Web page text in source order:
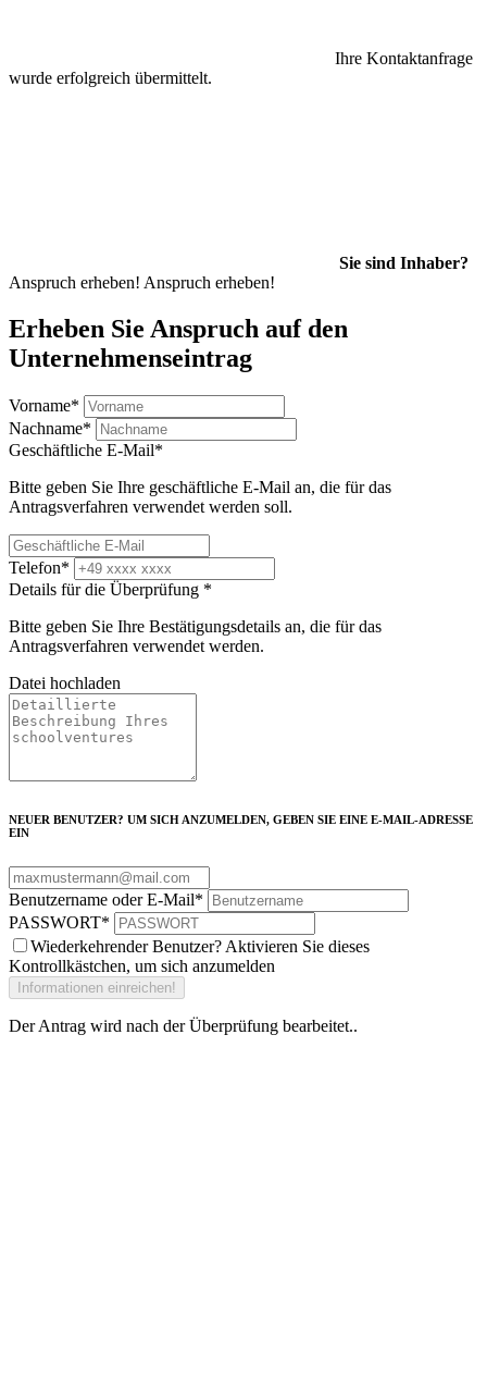
Ihre Kontaktanfrage
wurde erfolgreich übermittelt.
Sie sind Inhaber?
Anspruch erheben! Anspruch erheben!
Erheben Sie Anspruch auf den
Unternehmenseintrag
Vorname*
Nachname*
Geschäftliche E-Mail*
Bitte geben Sie Ihre geschäftliche E-Mail an, die für das
Antragsverfahren verwendet werden soll.
Telefon*
Details für die Überprüfung *
Bitte geben Sie Ihre Bestätigungsdetails an, die für das
Antragsverfahren verwendet werden.
Datei hochladen
NEUER BENUTZER? UM SICH ANZUMELDEN, GEBEN SIE EINE E-MAIL-ADRESSE
EIN
Benutzername oder E-Mail*
PASSWORT*
Wiederkehrender Benutzer? Aktivieren Sie dieses
Kontrollkästchen, um sich anzumelden
Der Antrag wird nach der Überprüfung bearbeitet..